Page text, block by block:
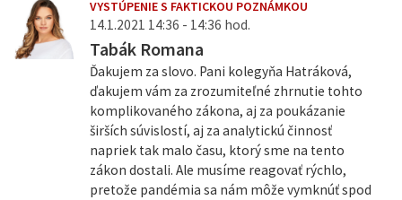
VYSTÚPENIE S FAKTICKOU POZNÁMKOU
14.1.2021 14:36 - 14:36 hod.
Tabák Romana
Ďakujem za slovo. Pani kolegyňa Hatráková,
ďakujem vám za zrozumiteľné zhrnutie tohto
komplikovaného zákona, aj za poukázanie
širších súvislostí, aj za analytickú činnosť
napriek tak malo času, ktorý sme na tento
zákon dostali. Ale musíme reagovať rýchlo,
pretože pandémia sa nám môže vymknúť spod